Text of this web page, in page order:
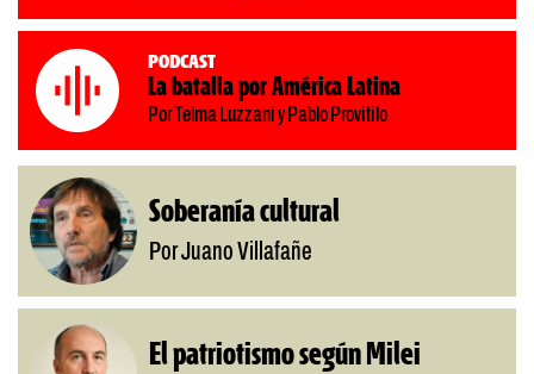
Podcast
La batalla por América Latina
Por Telma Luzzani y Pablo Provitilo
Soberanía cultural
Por Juano Villafañe
El patriotismo según Milei